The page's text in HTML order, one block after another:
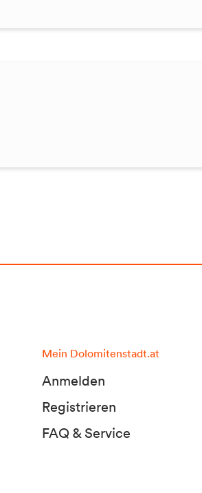
Mein Dolomitenstadt.at
Anmelden
Registrieren
FAQ & Service